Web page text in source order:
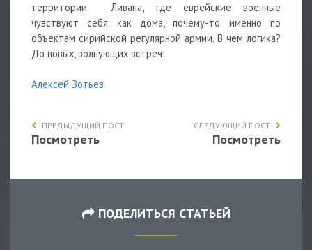
территории Ливана, где еврейские военные
чувствуют себя как дома, почему-то именно по
объектам сирийской регулярной армии. В чем логика?
До новых, волнующих встреч!
Алексей Зотьев
ПРЕДЫДУЩИЙ ПОСТ
Посмотреть
СЛЕДУЮЩИЙ ПОСТ
Посмотреть
ПОДЕЛИТЬСЯ СТАТЬЕЙ